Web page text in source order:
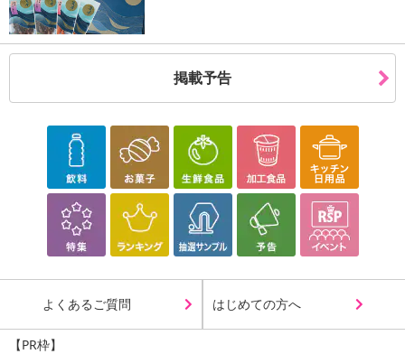
掲載予告
よくあるご質問 はじめての方へ
【PR枠】